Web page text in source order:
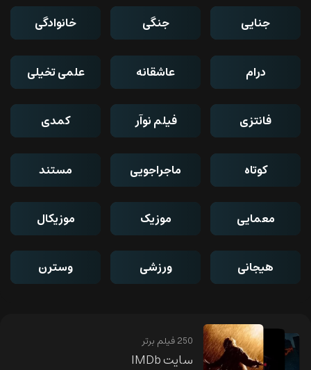
جنایی جنگی خانوادگی
درام عاشقانه علمی تخیلی
فانتزی فیلم نوآر کمدی
کوتاه ماجراجویی مستند
معمایی موزیک موزیکال
هیجانی ورزشی وسترن
250 فیلم برتر
سایت IMDb